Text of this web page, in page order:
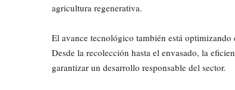
agricultura regenerativa.
El avance tecnológico también está
Desde la recolección hasta el envasado, la
garantizar un desarrollo responsable del sector.